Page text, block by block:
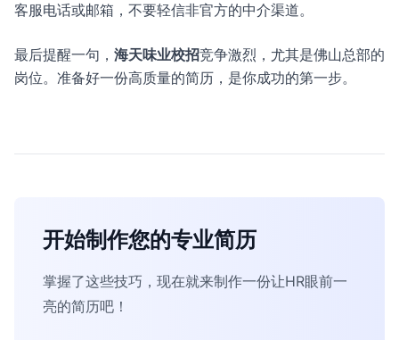
客服电话或邮箱，不要轻信非官方的中介渠道。
最后提醒一句， 海天味业校招竞争激烈，尤其是佛山总部的
岗位。准备好一份高质量的简历，是你成功的第一步。
开始制作您的专业简历
掌握了这些技巧，现在就来制作一份让HR眼前一
亮的简历吧！